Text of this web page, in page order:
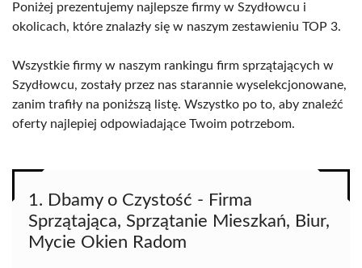
Poniżej prezentujemy najlepsze firmy w Szydłowcu i
okolicach, które znalazły się w naszym zestawieniu TOP 3.
Wszystkie firmy w naszym rankingu firm sprzątających w
Szydłowcu, zostały przez nas starannie wyselekcjonowane,
zanim trafiły na poniższą listę. Wszystko po to, aby znaleźć
oferty najlepiej odpowiadające Twoim potrzebom.
1. Dbamy o Czystość - Firma
Sprzątająca, Sprzątanie Mieszkań, Biur,
Mycie Okien Radom